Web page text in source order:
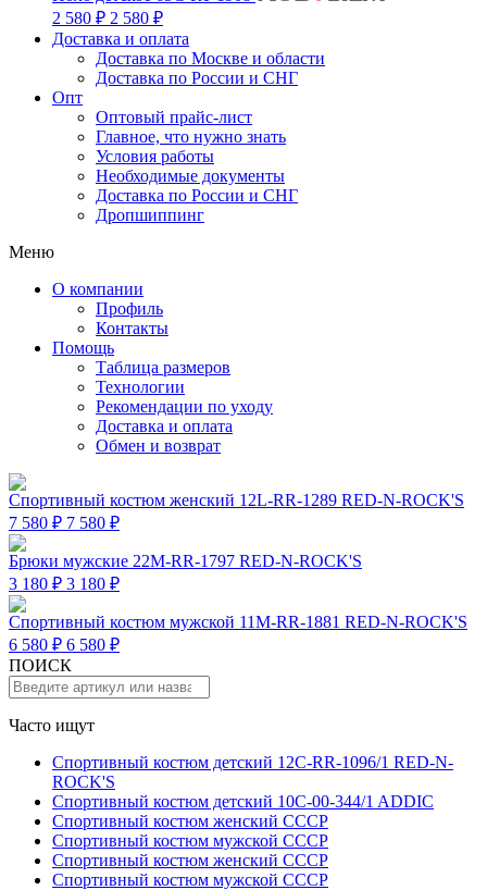
2 580 ₽ 2 580 ₽
Доставка и оплата
Доставка по Москве и области
Доставка по России и СНГ
Опт
Оптовый прайс-лист
Главное, что нужно знать
Условия работы
Необходимые документы
Доставка по России и СНГ
Дропшиппинг
Меню
О компании
Профиль
Контакты
Помощь
Таблица размеров
Технологии
Рекомендации по уходу
Доставка и оплата
Обмен и возврат
Спортивный костюм женский 12L-RR-1289 RED-N-ROCK'S
7 580 ₽ 7 580 ₽
Брюки мужские 22M-RR-1797 RED-N-ROCK'S
3 180 ₽ 3 180 ₽
Спортивный костюм мужской 11M-RR-1881 RED-N-ROCK'S
6 580 ₽ 6 580 ₽
ПОИСК
Часто ищут
Спортивный костюм детский 12C-RR-1096/1 RED-N-
ROCK'S
Спортивный костюм детский 10C-00-344/1 ADDIC
Спортивный костюм женский СССР
Спортивный костюм мужской СССР
Спортивный костюм женский СССР
Спортивный костюм мужской СССР